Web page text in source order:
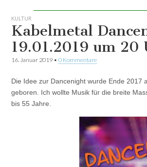
KULTUR
Kabelmetal
19.01.2019 um 20
16. Januar 2019 • 0 Kommentare
Die Idee zur Dancenight wurde Ende 2017
geboren. Ich wollte Musik für die breite
bis 55 Jahre.